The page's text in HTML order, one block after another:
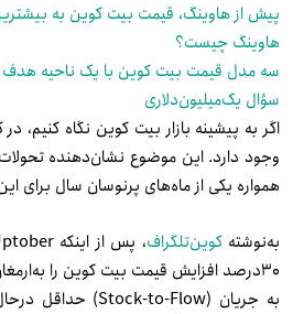
پیش از هاوینگ، قیمت بیت کوین به
هاوینگ چیست؟
سه مدل قیمت بیت کوین با یک ناحیه هدف ۱۳۰هزاردلاری
سؤال یک‌میلیون‌دلاری
وجود دارد. این موضوع نشان‌دهنده تحولات
همواره یکی از ماه‌های پرنوسان‌ سال برای
به‌نوشتهکوین‌تلگراف
۳۰درصد افزایش قیمت بیت کوین را